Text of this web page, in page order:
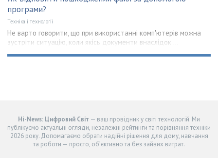
програми?
Техніка і технології
Не варто говорити, що при використанні комп'ютерів можна
зустріти ситуацію, коли якісь документи внаслідок ...
Hi-News: Цифровий Світ — ваш провідник у світі технологій. Ми
публікуємо актуальні огляди, незалежні рейтинги та порівняння техніки
2026 року. Допомагаємо обрати надійні рішення для дому, навчання
та роботи — просто, об’єктивно та без зайвих витрат.